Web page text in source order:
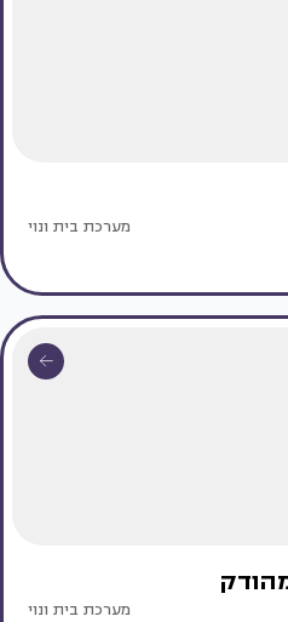
מערכת בית ונוי
מערכת בית ונוי